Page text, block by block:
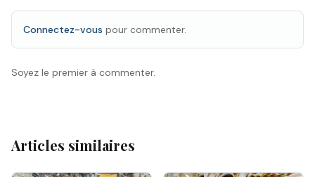
Connectez-vous pour commenter.
Soyez le premier à commenter.
Articles similaires